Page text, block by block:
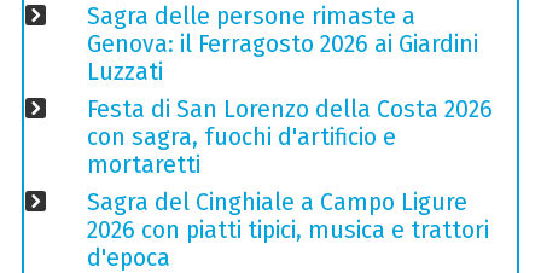
Sagra delle persone rimaste a
Genova: il Ferragosto 2026 ai Giardini
Luzzati
Festa di San Lorenzo della Costa 2026
con sagra, fuochi d'artificio e
mortaretti
Sagra del Cinghiale a Campo Ligure
2026 con piatti tipici, musica e trattori
d'epoca